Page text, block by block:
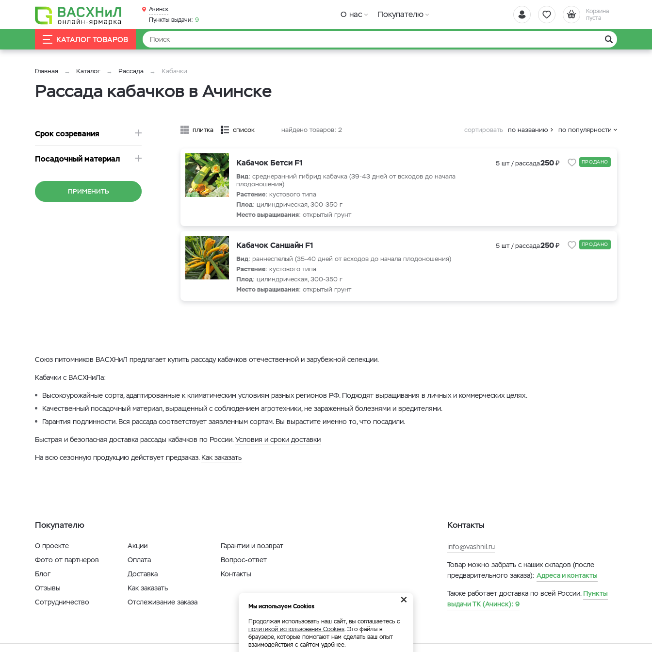
Корзина
пуста
Ачинск
Пункты выдачи: 9
О нас Покупателю
КАТАЛОГ ТОВАРОВ
Главная Каталог Рассада Кабачки
Рассада кабачков в Ачинске
Срок созревания
Посадочный материал
ПРИМЕНИТЬ
плитка список найдено товаров: 2 сортировать по названию по популярности
Кабачок Бетси F1
Вид: среднеранний гибрид кабачка (39-43 дней от всходов до начала
плодоношения)
Растение: кустового типа
Плод: цилиндрическая, 300-350 г
Место выращивания: открытый грунт
5 шт / рассада250₽ ПРОДАНО
Кабачок Саншайн F1
Вид: раннеспелый (35-40 дней от всходов до начала плодоношения)
Растение: кустового типа
Плод: цилиндрическая, 300-350 г
Место выращивания: открытый грунт
5 шт / рассада250₽ ПРОДАНО
Союз питомников ВАСХНиЛ предлагает купить рассаду кабачков отечественной и зарубежной селекции.
Кабачки с ВАСХНиЛа:
Высокоурожайные сорта, адаптированные к климатическим условиям разных регионов РФ. Подходят выращивания в личных и коммерческих целях.
Качественный посадочный материал, выращенный с соблюдением агротехники, не зараженный болезнями и вредителями.
Гарантия подлинности. Вся рассада соответствует заявленным сортам. Вы вырастите именно то, что посадили.
Быстрая и безопасная доставка рассады кабачков по России.Условия и сроки доставки
На всю сезонную продукцию действует предзаказ. Как заказать
Покупателю
О проекте
Фото от партнеров
Блог
Отзывы
Сотрудничество
Акции
Оплата
Доставка
Как заказать
Отслеживание заказа
Гарантии и возврат
Вопрос-ответ
Контакты
Контакты
info@vashnil.ru
Товар можно забрать с наших складов (после
предварительного заказа): Адреса и контакты
Также работает доставка по всей России. Пункты
выдачи ТК (Ачинск): 9
×
Мы используем Cookies
Продолжая использовать наш сайт, вы соглашаетесь с
политикой использования Cookies. Это файлы в
браузере, которые помогают нам сделать ваш опыт
взаимодействия с сайтом удобнее.